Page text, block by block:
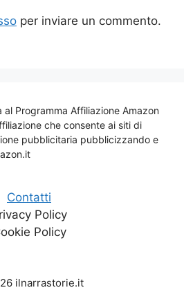
per inviare un commento.
Programma Affiliazione Amazon
che consente ai siti di
pubblicitaria pubblicizzando e
Contatti
Policy
Policy
ilnarrastorie.it